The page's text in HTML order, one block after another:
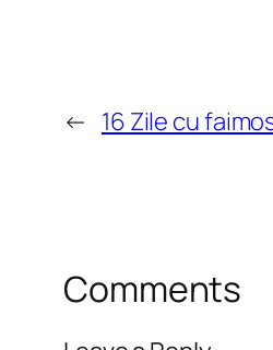
← 16 Zile cu
Comments